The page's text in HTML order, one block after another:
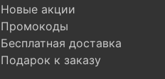
Новые акции
Промокоды
Бесплатная доставка
Подарок к заказу